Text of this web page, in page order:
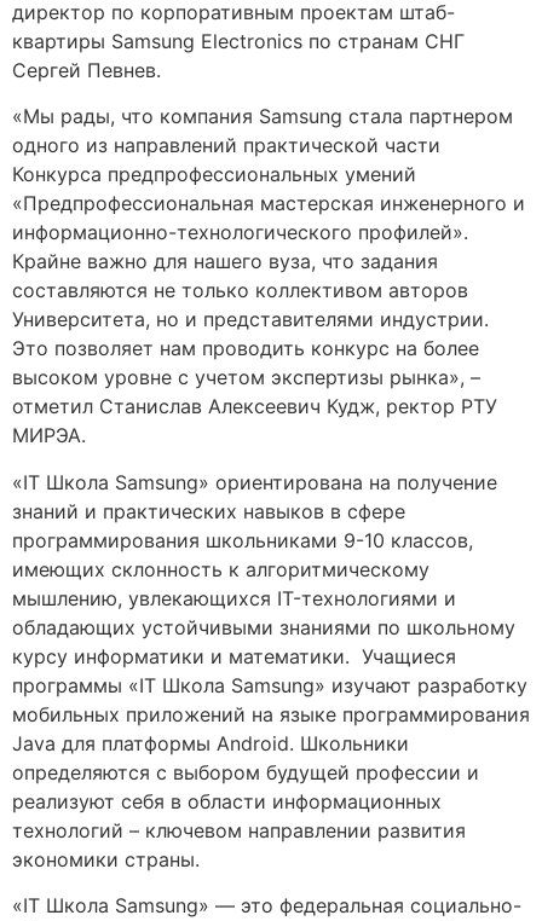
директор по корпоративным проектам штаб-
квартиры Samsung Electronics по странам СНГ
Сергей Певнев.
«Мы рады, что компания Samsung стала партнером
одного из направлений практической части
Конкурса предпрофессиональных умений
«Предпрофессиональная мастерская инженерного и
информационно-технологического профилей».
Крайне важно для нашего вуза, что задания
составляются не только коллективом авторов
Университета, но и представителями индустрии.
Это позволяет нам проводить конкурс на более
высоком уровне с учетом экспертизы рынка», –
отметил Станислав Алексеевич Кудж, ректор РТУ
МИРЭА.
«IT Школа Samsung» ориентирована на получение
знаний и практических навыков в сфере
программирования школьниками 9-10 классов,
имеющих склонность к алгоритмическому
мышлению, увлекающихся IT-технологиями и
обладающих устойчивыми знаниями по школьному
курсу информатики и математики. Учащиеся
программы «IT Школа Samsung» изучают разработку
мобильных приложений на языке программирования
Java для платформы Android. Школьники
определяются с выбором будущей профессии и
реализуют себя в области информационных
технологий – ключевом направлении развития
экономики страны.
«IT Школа Samsung» — это федеральная социально-